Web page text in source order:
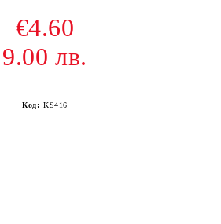
€4.60
9.00 лв.
Код: KS416